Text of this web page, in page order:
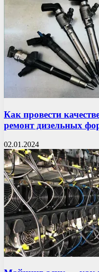
Как провести
ремонт дизельных
02.01.2024